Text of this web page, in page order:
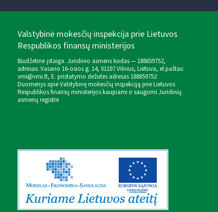
Valstybinė mokesčių inspekcija prie Lietuvos
Respublikos finansų ministerijos
Biudžetinė įstaiga. Juridinio asmens kodas — 188659752,
adresas: Vasario 16-osios g. 14, 01107 Vilnius, Lietuva, el.paštas:
vmi@vmi.lt, E. pristatymo dėžutės adresas 188659752
Duomenys apie Valstybinę mokesčių inspekciją prie Lietuvos
Respublikos finansų ministerijos kaupiami ir saugomi Juridinių
asmenų registre